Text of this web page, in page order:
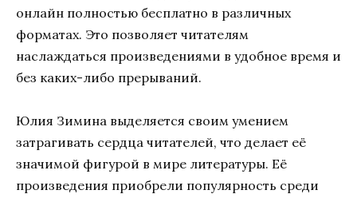
онлайн полностью бесплатно в различных
форматах. Это позволяет читателям
наслаждаться произведениями в удобное время и
без каких-либо прерываний.
Юлия Зимина выделяется своим умением
затрагивать сердца читателей, что делает её
значимой фигурой в мире литературы. Её
произведения приобрели популярность среди